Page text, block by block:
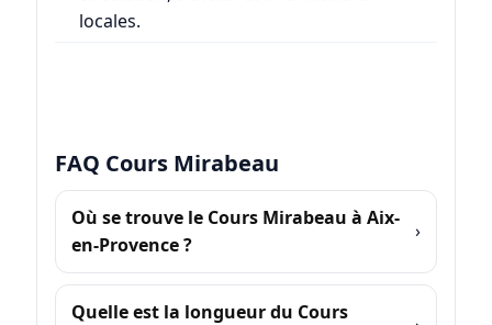
locales.
FAQ Cours Mirabeau
Où se trouve le Cours Mirabeau à Aix-
en-Provence ?
Quelle est la longueur du Cours